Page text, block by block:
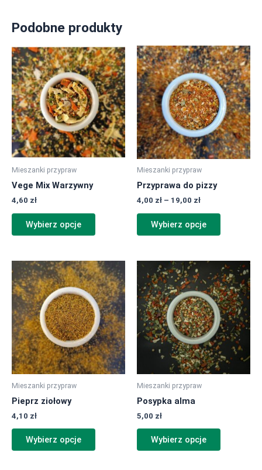
Podobne produkty
Mieszanki przypraw
Vege Mix Warzywny
4,60 zł
Wybierz opcje
Ten
produkt
ma
wiele
wariantów.
Opcje
można
wybrać
Mieszanki przypraw
Przyprawa do pizzy
4,00 zł – 19,00 zł
Zakres
cen:
od
4,00 zł
do
19,00 zł
Wybierz opcje
Ten
produkt
ma
wiele
wariantów.
Opcje
można
wybrać
Mieszanki przypraw
Pieprz ziołowy
4,10 zł
Wybierz opcje
Ten
produkt
ma
wiele
wariantów.
Opcje
można
wybrać
Mieszanki przypraw
Posypka alma
5,00 zł
Wybierz opcje
Ten
produkt
ma
wiele
wariantów.
Opcje
można
wybrać